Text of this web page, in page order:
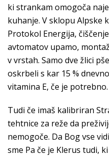
ki strankam omogoča
kuhanje. V sklopu Alpske
Protokol Energija,
avtomatov upamo,
v vrstah. Samo dve žlici
oskrbeli s kar 15 %
vitamina E, če je potrebno.
Tudi če imaš kalibriran
tehtnice za reže da
nemogoče. Da Bog vse
sme Pa če je Klerus tudi,